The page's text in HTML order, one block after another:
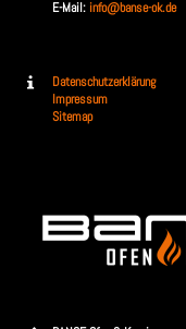
E-Mail: info@banse-ok.de
Datenschutzerklärung
Impressum
Sitemap